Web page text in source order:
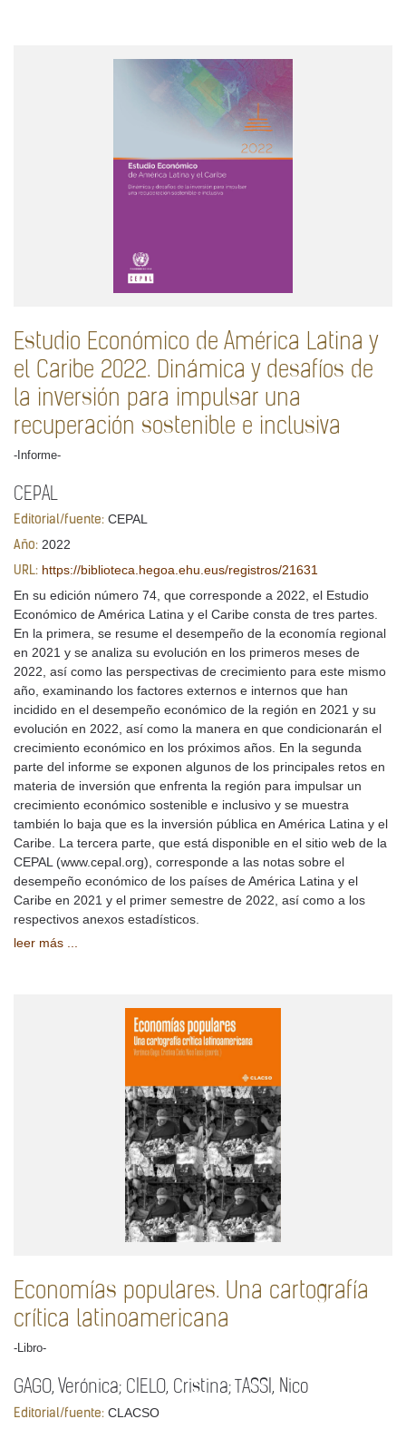
Estudio Económico de América Latina y
el Caribe 2022. Dinámica y desafíos de
la inversión para impulsar una
recuperación sostenible e inclusiva
-Informe-
CEPAL
Editorial/fuente: CEPAL
Año: 2022
URL: https://biblioteca.hegoa.ehu.eus/registros/21631
En su edición número 74, que corresponde a 2022, el Estudio
Económico de América Latina y el Caribe consta de tres partes.
En la primera, se resume el desempeño de la economía regional
en 2021 y se analiza su evolución en los primeros meses de
2022, así como las perspectivas de crecimiento para este mismo
año, examinando los factores externos e internos que han
incidido en el desempeño económico de la región en 2021 y su
evolución en 2022, así como la manera en que condicionarán el
crecimiento económico en los próximos años. En la segunda
parte del informe se exponen algunos de los principales retos en
materia de inversión que enfrenta la región para impulsar un
crecimiento económico sostenible e inclusivo y se muestra
también lo baja que es la inversión pública en América Latina y el
Caribe. La tercera parte, que está disponible en el sitio web de la
CEPAL (www.cepal.org), corresponde a las notas sobre el
desempeño económico de los países de América Latina y el
Caribe en 2021 y el primer semestre de 2022, así como a los
respectivos anexos estadísticos.
leer más ...
Economías populares. Una cartografía
crítica latinoamericana
-Libro-
GAGO, Verónica; CIELO, Cristina; TASSI, Nico
Editorial/fuente: CLACSO